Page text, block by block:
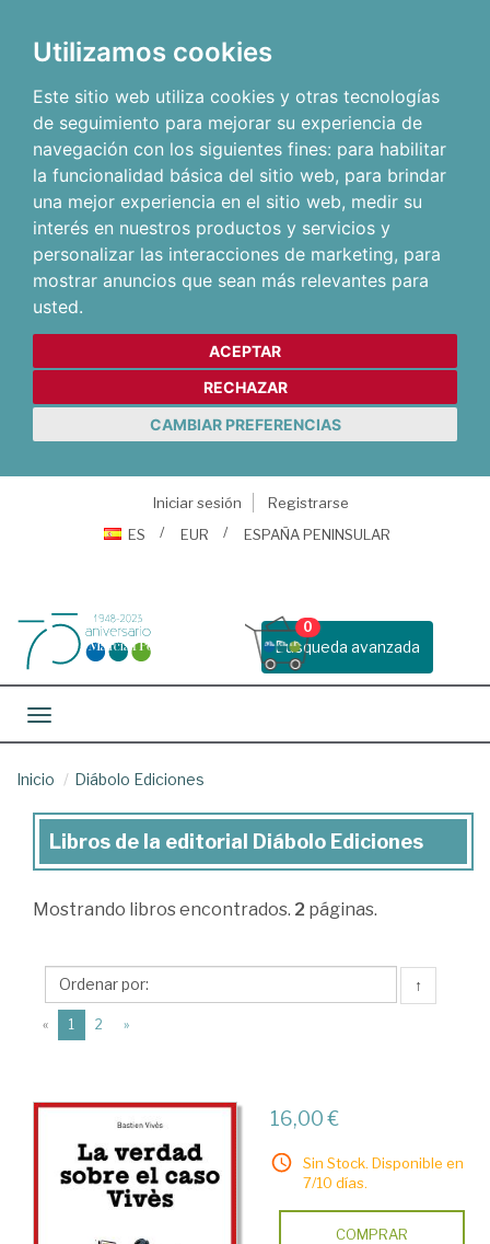
Utilizamos cookies
Este sitio web utiliza cookies y otras tecnologías
de seguimiento para mejorar su experiencia de
navegación con los siguientes fines: para habilitar
la funcionalidad básica del sitio web, para brindar
una mejor experiencia en el sitio web, medir su
interés en nuestros productos y servicios y
personalizar las interacciones de marketing, para
mostrar anuncios que sean más relevantes para
usted.
ACEPTAR
RECHAZAR
CAMBIAR PREFERENCIAS
Iniciar sesión
Registrarse
ES
EUR ESPAÑA PENINSULAR
Busqueda avanzada
0
Toggle navigation
Inicio Diábolo Ediciones
Libros
la
Diábolo
Ediciones
Libros de la editorial Diábolo Ediciones
Mostrando libros encontrados. 2 páginas.
↑
« 1 (current)
2 »
16,00 €
Sin Stock. Disponible en
7/10 días.
COMPRAR